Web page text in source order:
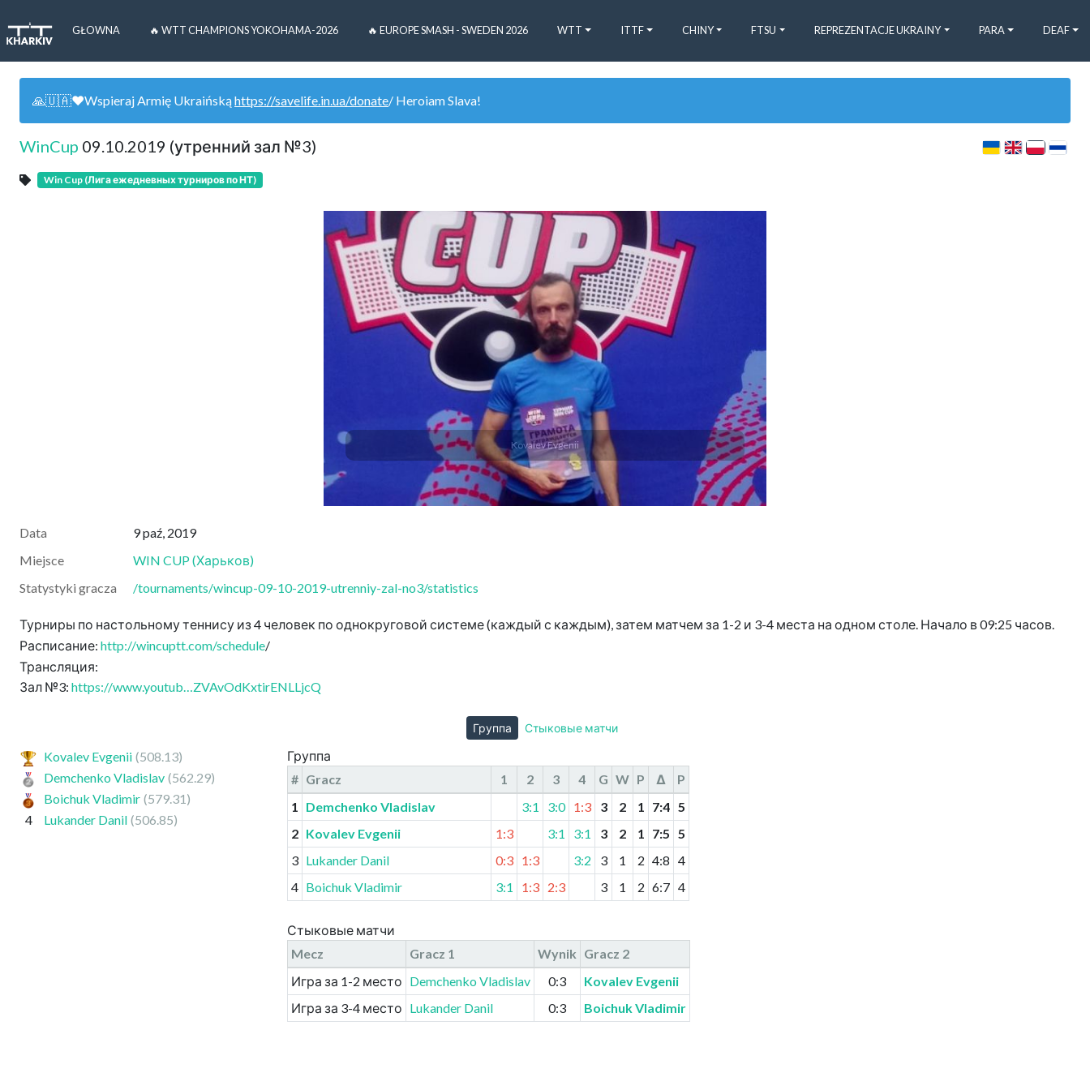
GŁOWNA 🔥 WTT CHAMPIONS YOKOHAMA-2026 🔥 EUROPE SMASH - SWEDEN 2026 WTT ITTF CHINY FTSU REPREZENTACJE UKRAINY PARA DEAF
🙏🇺🇦❤️Wspieraj Armię Ukraińskąhttps://savelife.in.ua/donate/ Heroiam Slava!
WinCup 09.10.2019 (утренний зал №3)
Win Cup (Лига ежедневных турниров по НТ)
Kovalev Evgenii
Data
9 paź, 2019
Miejsce
WIN CUP(Харьков)
Statystyki gracza
/tournaments/wincup-09-10-2019-utrenniy-zal-no3/statistics
Турниры по настольному теннису из 4 человек по однокруговой системе (каждый с каждым), затем матчем за 1-2 и 3-4 места на одном столе. Начало в 09:25 часов.
Расписание: http://wincuptt.com/schedule/
Трансляция:
Зал №3: https://www.youtub…ZVAvOdKxtirENLLjcQ
Группа Стыковые матчи
Kovalev Evgenii (508.13)
Demchenko Vladislav (562.29)
Boichuk Vladimir (579.31)
4
Lukander Danil (506.85)
Группа
# Gracz 1 2 3 4 G W P Δ
P
1 Demchenko Vladislav 3:1 3:0 1:3 3 2 1 7:4 5
2 Kovalev Evgenii 1:3 3:1 3:1 3 2 1 7:5 5
3 Lukander Danil 0:3 1:3 3:2 3 1 2 4:8 4
4 Boichuk Vladimir 3:1 1:3 2:3 3 1 2 6:7 4
Стыковые матчи
Mecz
Gracz 1 Wynik Gracz 2
Игра за 1-2 место Demchenko Vladislav 0:3
Kovalev Evgenii
Игра за 3-4 место Lukander Danil 0:3 Boichuk Vladimir